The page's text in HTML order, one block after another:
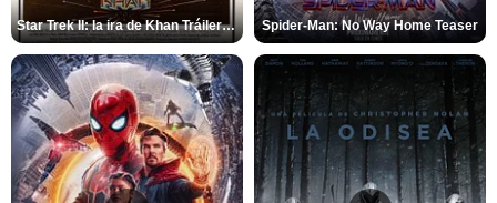
Star Trek II: la ira de Khan Tráiler VO Spider-Man: No Way Home Teaser